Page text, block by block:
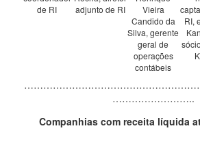
de RI
adjunto de RI
Vieira
Candido da
Silva, gerente
geral de
operações
contábeis
RI,
……………………..
Companhias com receita líquida